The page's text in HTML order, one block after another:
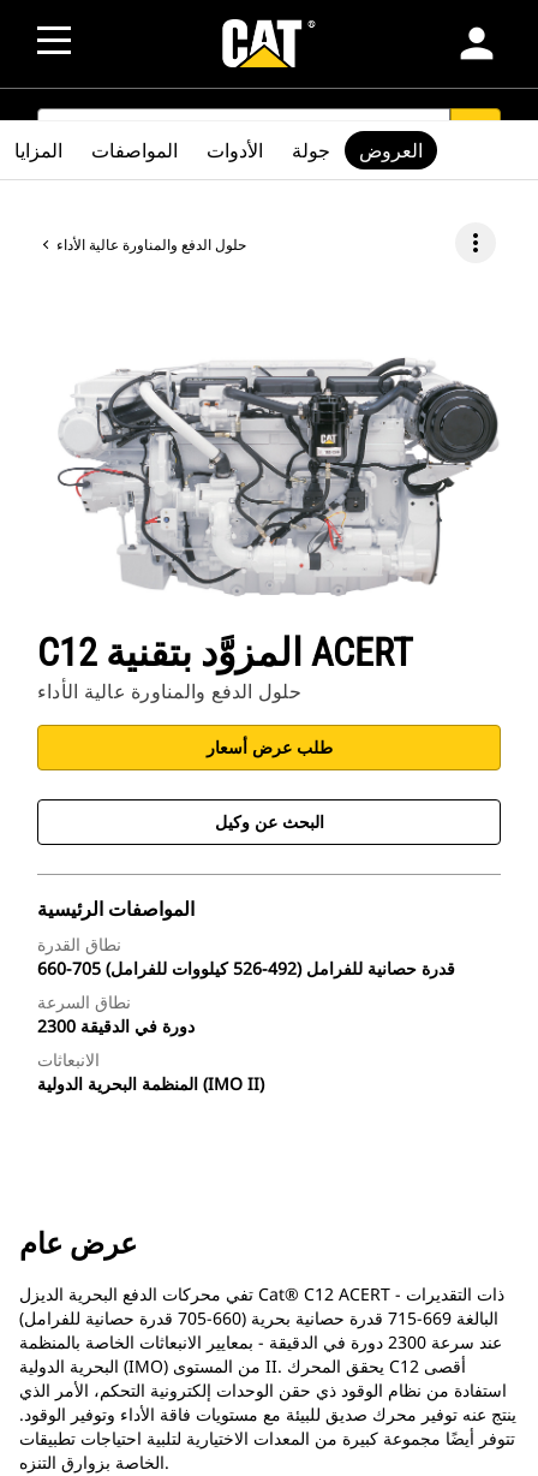
person
SEARCH
حلول الدفع والمناورة عالية الأداء more_vert
C12 المزوَّد بتقنية ACERT
حلول الدفع والمناورة عالية الأداء
طلب عرض أسعار
البحث عن وكيل
المواصفات الرئيسية
نطاق القدرة
660-705 قدرة حصانية للفرامل (492-526 كيلووات للفرامل)
نطاق السرعة
2300 دورة في الدقيقة
الانبعاثات
المنظمة البحرية الدولية (IMO II)
المزايا المواصفات الأدوات جولة العروض
عرض عام
تفي محركات الدفع البحرية الديزل Cat® C12 ACERT - ذات التقديرات
البالغة 669-715 قدرة حصانية بحرية (660-705 قدرة حصانية للفرامل)
عند سرعة 2300 دورة في الدقيقة - بمعايير الانبعاثات الخاصة بالمنظمة
البحرية الدولية (IMO) من المستوى II. يحقق المحرك C12 أقصى
استفادة من نظام الوقود ذي حقن الوحدات إلكترونية التحكم، الأمر الذي
ينتج عنه توفير محرك صديق للبيئة مع مستويات فاقة الأداء وتوفير الوقود.
تتوفر أيضًا مجموعة كبيرة من المعدات الاختيارية لتلبية احتياجات تطبيقات
الخاصة بزوارق التنزه.